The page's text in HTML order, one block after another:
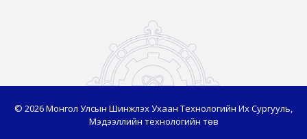
© 2026 Монгол Улсын Шинжлэх Ухаан Технологийн Их Сургууль,
Мэдээллийн технологийн төв